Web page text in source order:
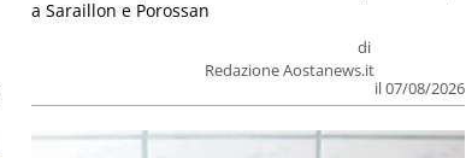
di
Redazione Aostanews.it
il 07/08/2026
a Saraillon e Porossan